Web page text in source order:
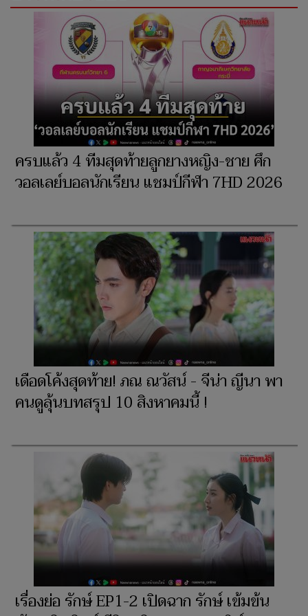
ครบแล้ว 4 ทีมสุดท้ายลูกยางหญิง-ชาย ศึก
วอลเลย์บอลนักเรียน แชมป์กีฬา 7HD 2026
เดือดโค้งสุดท้าย! ภณ ณวัสน์ - จีน่า ญีนา พา
คนดูลุ้นบทสรุป 10 สิงหาคมนี้ !
เรื่องย่อ รักษ์ EP1-2 เปิดฉาก รักษ์ เข้มข้น